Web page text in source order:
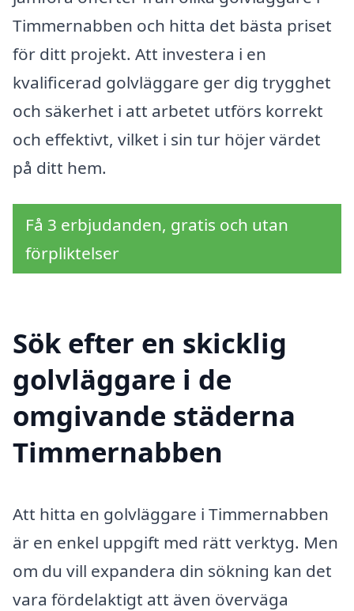
Timmernabben och hitta det bästa priset
för ditt projekt. Att investera i en
kvalificerad golvläggare ger dig trygghet
och säkerhet i att arbetet utförs korrekt
och effektivt, vilket i sin tur höjer värdet
på ditt hem.
Få 3 erbjudanden, gratis och utan
förpliktelser
Sök efter en skicklig
golvläggare i de
omgivande städerna
Timmernabben
Att hitta en golvläggare i Timmernabben
är en enkel uppgift med rätt verktyg. Men
om du vill expandera din sökning kan det
vara fördelaktigt att även överväga